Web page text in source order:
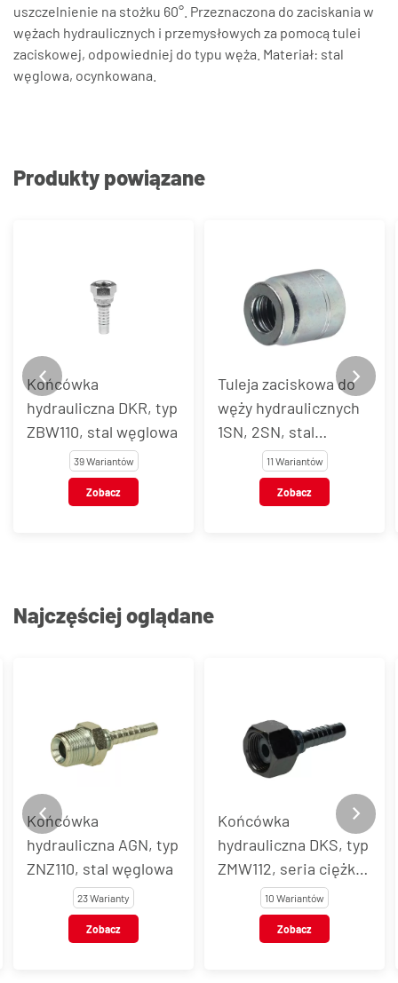
uszczelnienie na stożku 60°. Przeznaczona do zaciskania w
wężach hydraulicznych i przemysłowych za pomocą tulei
zaciskowej, odpowiedniej do typu węża. Materiał: stal
węglowa, ocynkowana.
Produkty powiązane
Końcówka
hydrauliczna DKR, typ
ZBW110, stal węglowa
39 Wariantów
Zobacz
Tuleja zaciskowa do
węży hydraulicznych
1SN, 2SN, stal
węglowa, typ Z2TX
11 Wariantów
Zobacz
Najczęściej oglądane
Końcówka
hydrauliczna AGN, typ
ZNZ110, stal węglowa
23 Warianty
Zobacz
Końcówka
hydrauliczna DKS, typ
ZMW112, seria ciężka,
stal węglowa
10 Wariantów
Zobacz